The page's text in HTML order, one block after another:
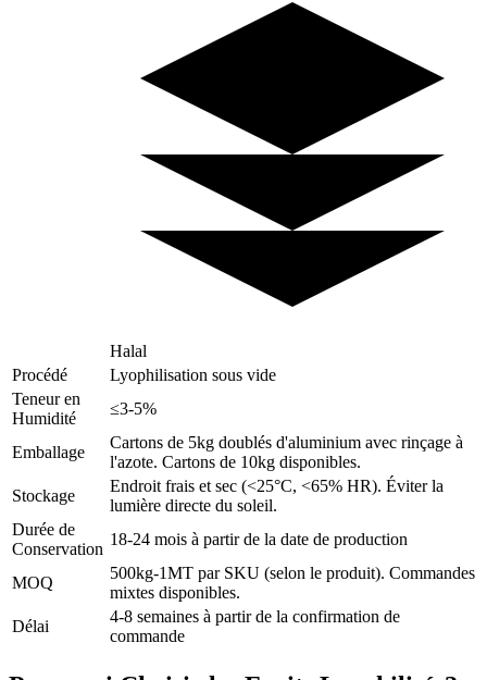
Halal
Procédé
Lyophilisation sous vide
Teneur en
Humidité
≤3-5%
Emballage
Cartons de 5kg doublés d'aluminium avec rinçage à
l'azote. Cartons de 10kg disponibles.
Stockage
Endroit frais et sec (<25°C, <65% HR). Éviter la
lumière directe du soleil.
Durée de
Conservation
18-24 mois à partir de la date de production
MOQ
500kg-1MT par SKU (selon le produit). Commandes
mixtes disponibles.
Délai
4-8 semaines à partir de la confirmation de
commande